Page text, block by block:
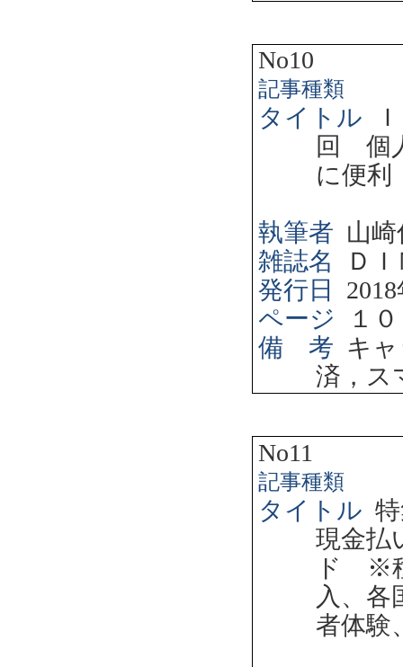
No10
記事種類
タイトル
回 個
に便利
執筆者 山
雑誌名
Ｄ
発行日
2018
ページ
１
備 考 キ
済，ス
No11
記事種類
タイトル
現金払
ド ※
入、各
者体験